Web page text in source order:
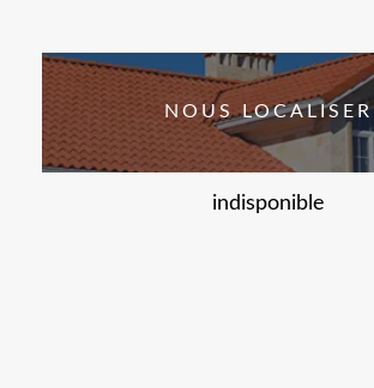
NOUS LOCALISER
indisponible